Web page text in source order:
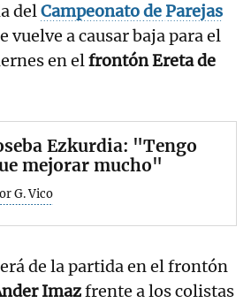
delCampeonatodeParejas
vuelve a causar baja para el
en elfrontón Ereta de
Ezkurdia: "Tengo
mejorar mucho"
G. Vico
de la partida en el frontón
Imazfrente a los colistas